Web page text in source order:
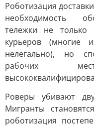
Роботизация
необходимость
тележки не только
курьеров (многие
нелегально), но
рабочих
Роверы убивают
Мигранты
роботизация